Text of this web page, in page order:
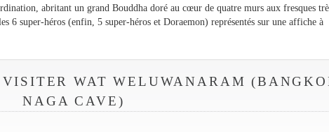
abritant un grand Bouddha doré au cœur de quatre murs aux fresques
6 super-héros (enfin, 5 super-héros et Doraemon) représentés sur une affiche à
WAT WELUWANARAM
NAGA CAVE)